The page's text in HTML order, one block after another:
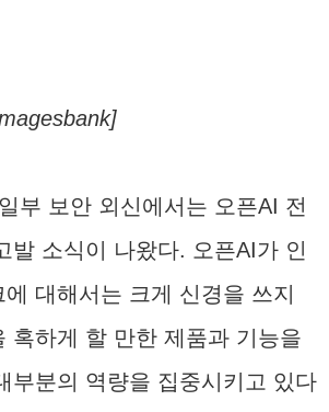
부 보안 외신에서는 오픈AI 전
발 소식이 나왔다. 오픈AI가 인
대해서는 크게 신경을 쓰지
혹하게 할 만한 제품과 기능을
부분의 역량을 집중시키고 있다